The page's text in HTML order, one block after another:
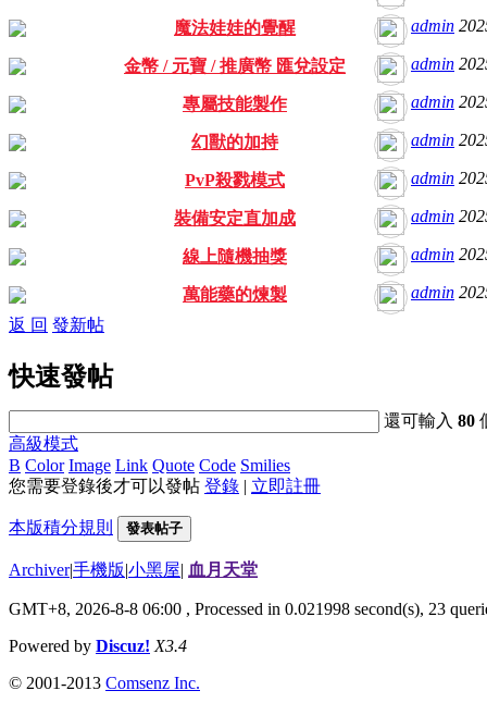
魔法娃娃的覺醒 admin
金幣 / 元寶 / 推廣幣 匯兌設定 admin
專屬技能製作 admin
幻獸的加持 admin
PvP殺戮模式 admin
裝備安定直加成 admin
線上隨機抽獎 admin
萬能藥的煉製 admin
返 回 發新帖
快速發帖
還可輸入80
高級模式
B Color Image Link Quote Code Smilies
您需要登錄後才可以發帖 登錄 | 立即註冊
本版積分規則 發表帖子
Archiver|手機版|小黑屋| 血月天堂
GMT+8, 2026-8-8 06:00 , Processed in 0.021998 second(s), 23
Powered by Discuz! X3.4
© 2001-2013 Comsenz Inc.